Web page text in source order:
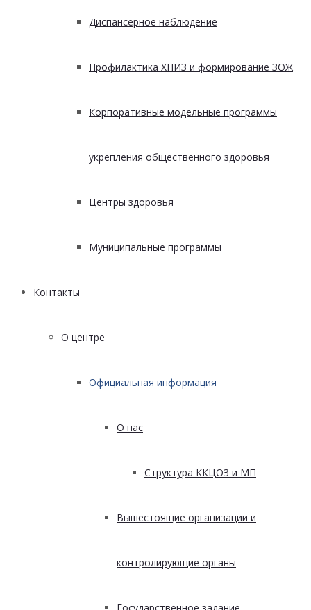
Диспансерное наблюдение
Профилактика ХНИЗ и формирование ЗОЖ
Корпоративные модельные программы
укрепления общественного здоровья
Центры здоровья
Муниципальные программы
Контакты
О центре
Официальная информация
О нас
Структура ККЦОЗ и МП
Вышестоящие организации и
контролирующие органы